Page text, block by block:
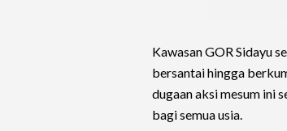
Kawasan GOR Sidayu
bersantai hingga
dugaan aksi mesum ini
bagi semua usia.